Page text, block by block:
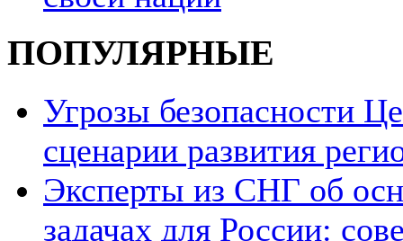
ПОПУЛЯРНЫЕ
Угрозы безопасности
сценарии развития
Эксперты из СНГ об
задачах для России: